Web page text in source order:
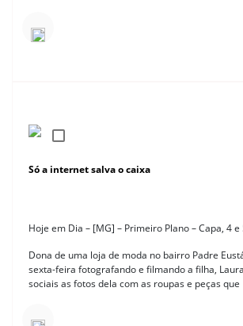
Só a internet salva o caixa
Hoje em Dia – [MG] – Primeiro Plano – Capa, 4
Dona de uma loja de moda no bairro Padre
sexta-feira fotografando e filmando a filha,
sociais as fotos dela com as roupas e peças que